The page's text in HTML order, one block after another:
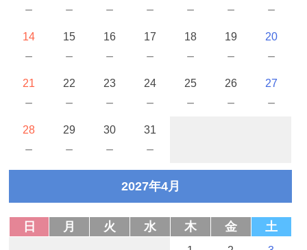
－ － － － － － －
14
－
15
－
16
－
17
－
18
－
19
－
20
－
21
－
22
－
23
－
24
－
25
－
26
－
27
－
28
－
29
－
30
－
31
－
2027年4月
日 月 火 水 木 金 土